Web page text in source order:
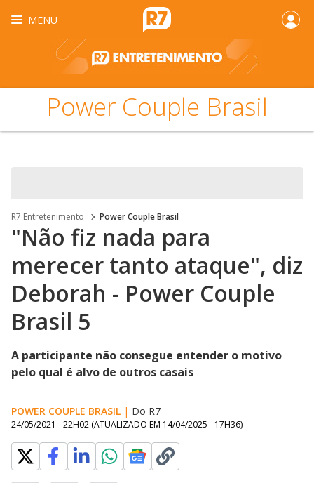
MENU
Power Couple Brasil
R7 Entretenimento Power Couple Brasil
"Não fiz nada para
merecer tanto ataque", diz
Deborah - Power Couple
Brasil 5
A participante não consegue entender o motivo
pelo qual é alvo de outros casais
POWER COUPLE BRASIL | Do R7
24/05/2021 - 22H02 (ATUALIZADO EM 14/04/2025 - 17H36)